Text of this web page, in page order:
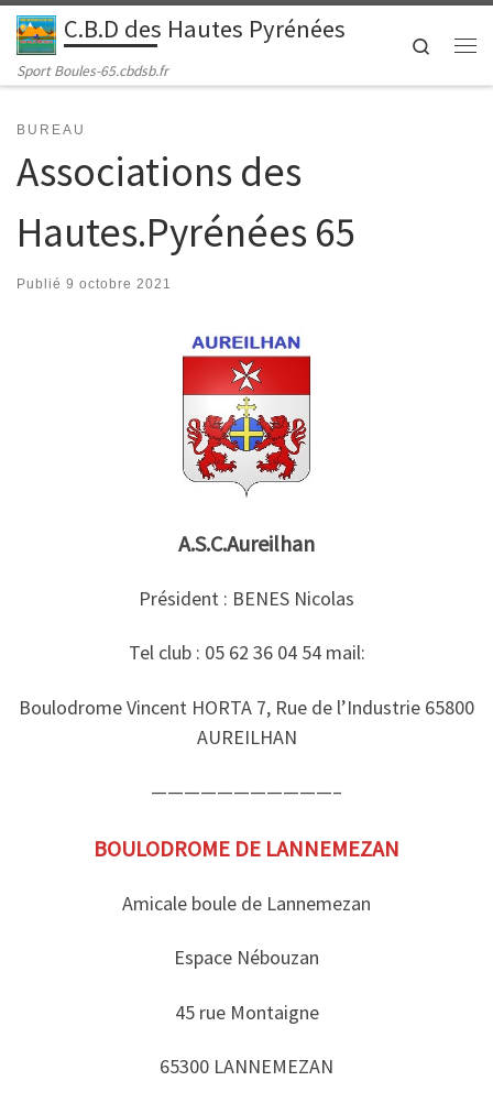
Passer au contenu
C.B.D des Hautes Pyrénées
Sport Boules-65.cbdsb.fr
Search
BUREAU
Associations des
Hautes.Pyrénées 65
Publié 9 octobre 2021
A.S.C.Aureilhan
Président : BENES Nicolas
Tel club : 05 62 36 04 54 mail:
Boulodrome Vincent HORTA 7, Rue de l’Industrie 65800
AUREILHAN
———————————–
BOULODROME DE LANNEMEZAN
Amicale boule de Lannemezan
Espace Nébouzan
45 rue Montaigne
65300 LANNEMEZAN